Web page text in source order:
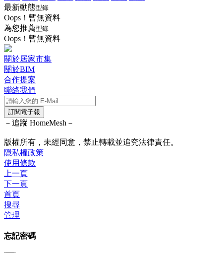
最新動態型錄
Oops！暫無資料
為您推薦型錄
Oops！暫無資料
關於居家市集
關於BIM
合作提案
聯絡我們
訂閱電子報
－追蹤 HomeMesh－
版權所有，未經同意，禁止轉載並追究法律責任。
隱私權政策
使用條款
上一頁
下一頁
首頁
搜尋
管理
忘記密碼